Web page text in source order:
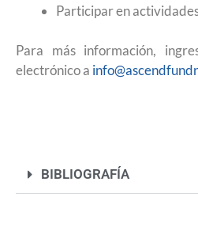
Participar en
Para más información,
electrónico a
BIBLIOGRAFÍA
para la